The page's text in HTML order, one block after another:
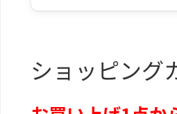
ショッピング